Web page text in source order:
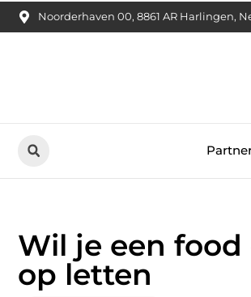
Noorderhaven 00, 8861 AR Harlingen,
Wil je een
op letten